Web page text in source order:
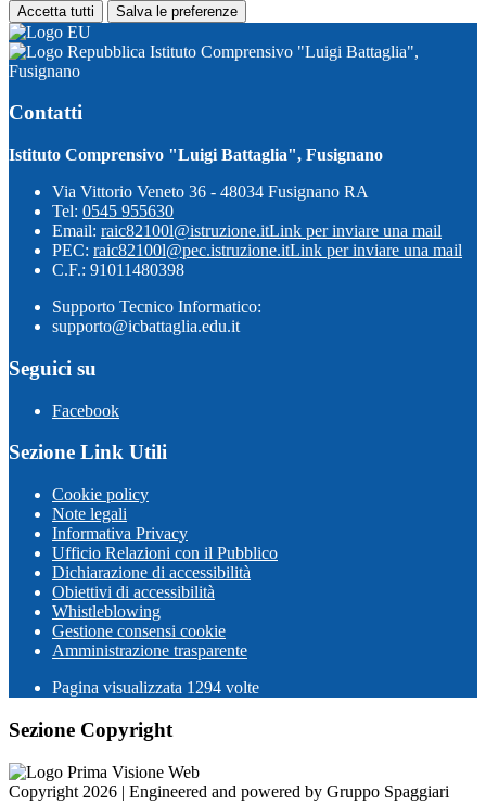
Accetta tutti Salva le preferenze
Istituto Comprensivo "Luigi Battaglia",
Fusignano
Contatti
Istituto Comprensivo "Luigi Battaglia", Fusignano
Via Vittorio Veneto 36 - 48034 Fusignano RA
Tel: 0545 955630
Email: raic82100l@istruzione.itLink per inviare una mail
PEC: raic82100l@pec.istruzione.itLink per inviare una mail
C.F.: 91011480398
Supporto Tecnico Informatico:
supporto@icbattaglia.edu.it
Seguici su
Facebook
Sezione Link Utili
Cookie policy
Note legali
Informativa Privacy
Ufficio Relazioni con il Pubblico
Dichiarazione di accessibilità
Obiettivi di accessibilità
Whistleblowing
Gestione consensi cookie
Amministrazione trasparente
Pagina visualizzata 1294 volte
Sezione Copyright
Copyright 2026 | Engineered and powered by Gruppo Spaggiari